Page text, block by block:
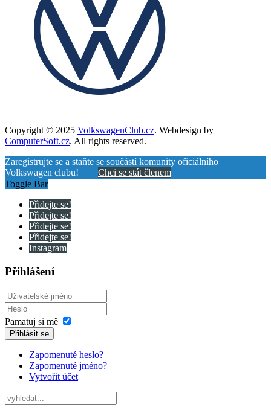
Copyright © 2025 VolkswagenClub.cz. Webdesign by
ComputerSoft.cz. All rights reserved.
Zaregistrujte se a staňte se součástí komunity oficiálního
Volkswagen clubu! Chci se stát členem
Toggle Bar
Přidejte se!
Přidejte se!
Přidejte se!
Přidejte se!
Instagram
Přihlášení
Pamatuj si mě
Přihlásit se
Zapomenuté heslo?
Zapomenuté jméno?
Vytvořit účet